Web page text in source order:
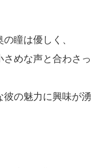
瞳は優しく、
さめな声と合わさっ
彼の魅力に興味が湧